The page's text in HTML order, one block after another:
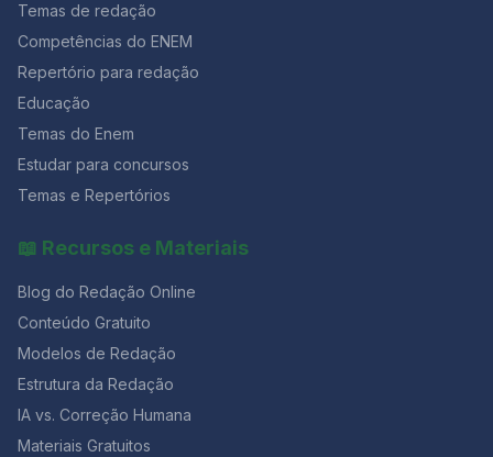
Temas de redação
Competências do ENEM
Repertório para redação
Educação
Temas do Enem
Estudar para concursos
Temas e Repertórios
📖 Recursos e Materiais
Blog do Redação Online
Conteúdo Gratuito
Modelos de Redação
Estrutura da Redação
IA vs. Correção Humana
Materiais Gratuitos